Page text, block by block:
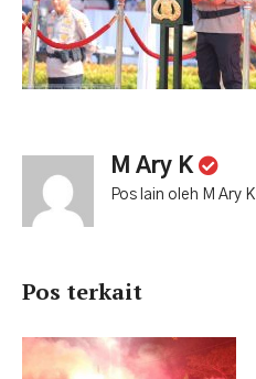
M Ary K
Pos lain oleh M Ary K
Pos terkait